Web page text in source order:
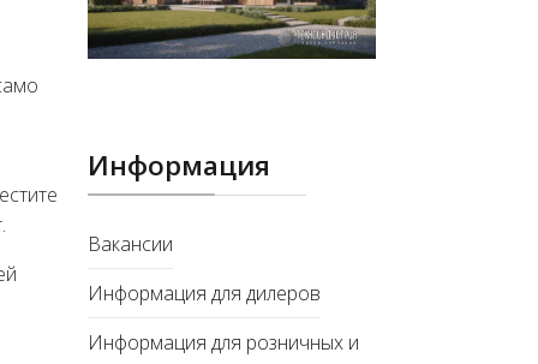
Информация
Вакансии
Информация для дилеров
Информация для розничных и